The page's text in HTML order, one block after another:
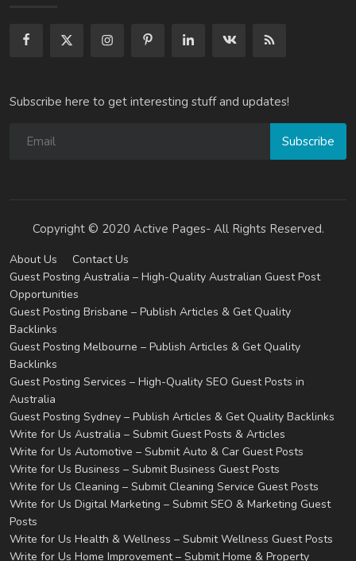
Subscribe here to get interesting stuff and updates!
Subscribe
Copyright © 2020 Active Pages- All Rights Reserved.
About Us
Contact Us
Guest Posting Australia – High-Quality Australian Guest Post
Opportunities
Guest Posting Brisbane – Publish Articles & Get Quality
Backlinks
Guest Posting Melbourne – Publish Articles & Get Quality
Backlinks
Guest Posting Services – High-Quality SEO Guest Posts in
Australia
Guest Posting Sydney – Publish Articles & Get Quality Backlinks
Write for Us Australia – Submit Guest Posts & Articles
Write for Us Automotive – Submit Auto & Car Guest Posts
Write for Us Business – Submit Business Guest Posts
Write for Us Cleaning – Submit Cleaning Service Guest Posts
Write for Us Digital Marketing – Submit SEO & Marketing Guest
Posts
Write for Us Health & Wellness – Submit Wellness Guest Posts
Write for Us Home Improvement – Submit Home & Property